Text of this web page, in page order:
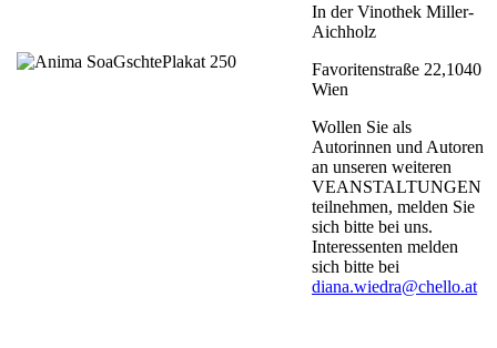
In der Vinothek Miller-
Aichholz
Favoritenstraße 22,1040
Wien
Wollen Sie als
Autorinnen und Autoren
an unseren weiteren
VEANSTALTUNGEN
teilnehmen, melden Sie
sich bitte bei uns.
Interessenten melden
sich bitte bei
diana.wiedra@chello.at